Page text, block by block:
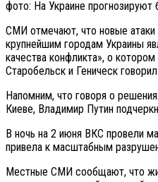
фото: На Украине прогнозируют
СМИ отмечают, что новые атаки
крупнейшим городам Украины
качества конфликта», о
Старобельск и Геническ
Напомним, что говоря о
Киеве, Владимир Путин
В ночь на 2 июня ВКС провели
привела к масштабным
Местные СМИ сообщают, что